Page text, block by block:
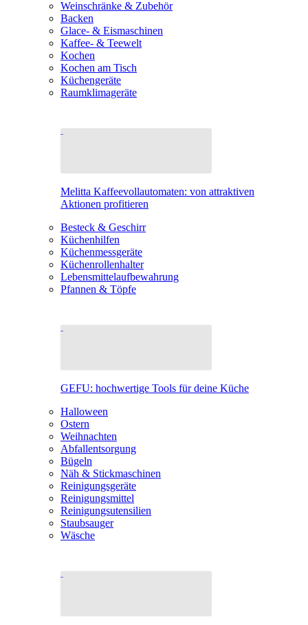
Weinschränke & Zubehör
Backen
Glace- & Eismaschinen
Kaffee- & Teewelt
Kochen
Kochen am Tisch
Küchengeräte
Raumklimageräte
Melitta Kaffeevollautomaten: von attraktiven
Aktionen profitieren
Besteck & Geschirr
Küchenhilfen
Küchenmessgeräte
Küchenrollenhalter
Lebensmittelaufbewahrung
Pfannen & Töpfe
GEFU: hochwertige Tools für deine Küche
Halloween
Ostern
Weihnachten
Abfallentsorgung
Bügeln
Näh & Stickmaschinen
Reinigungsgeräte
Reinigungsmittel
Reinigungsutensilien
Staubsauger
Wäsche